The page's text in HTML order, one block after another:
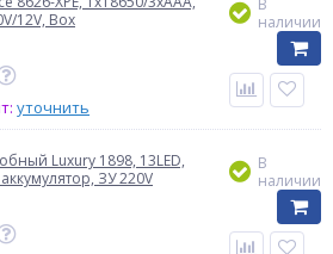
12V, Box
уточнить
В
наличии
Luxury 1898, 13LED,
ЗУ 220V
В
наличии